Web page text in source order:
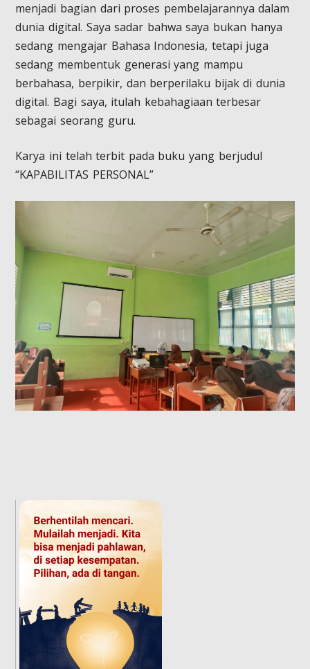
menjadi bagian dari proses pembelajarannya dalam
dunia digital. Saya sadar bahwa saya bukan hanya
sedang mengajar Bahasa Indonesia, tetapi juga
sedang membentuk generasi yang mampu
berbahasa, berpikir, dan berperilaku bijak di dunia
digital. Bagi saya, itulah kebahagiaan terbesar
sebagai seorang guru.
Karya ini telah terbit pada buku yang berjudul
“KAPABILITAS PERSONAL”